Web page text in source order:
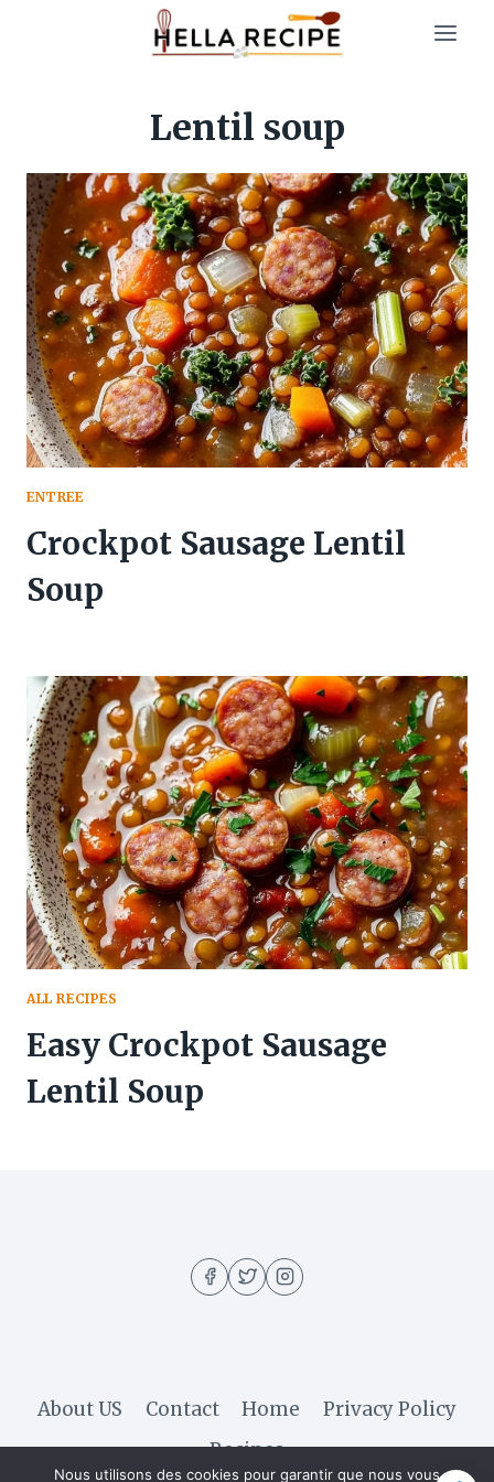
Lentil soup
ENTREE
Crockpot Sausage Lentil
Soup
ALL RECIPES
Easy Crockpot Sausage
Lentil Soup
About US Contact Home
Privacy Policy
Recipes
Nous utilisons des cookies pour garantir que nous vous